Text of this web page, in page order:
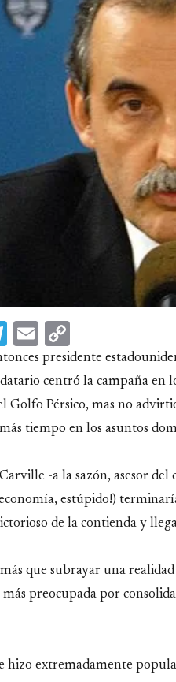
Telegram
Email
Link
presidente
centró la campaña en
Golfo Pérsico, mas no
tiempo en los asuntos
-a la sazón, asesor
estúpido!)
de la contienda y
que subrayar una
más preocupada por
hizo extremadamente